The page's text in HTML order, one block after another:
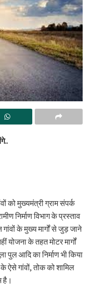
को मुख्यमंत्री ग्राम संपर्क
निर्माण विभाग के प्रस्ताव
के मुख्य मार्गों से जुड़ जाने
योजना के तहत मोटर मार्गों
पुल आदि का निर्माण भी किया
ऐसे गांवों, तोक को शामिल
है।